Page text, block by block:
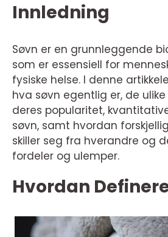
Innledning
Søvn er en grunnleggende
som er essensiell for
fysiske helse. I denne
hva søvn egentlig er, de
deres popularitet,
søvn, samt hvordan
skiller seg fra hverandre og
fordeler og ulemper.
Hvordan